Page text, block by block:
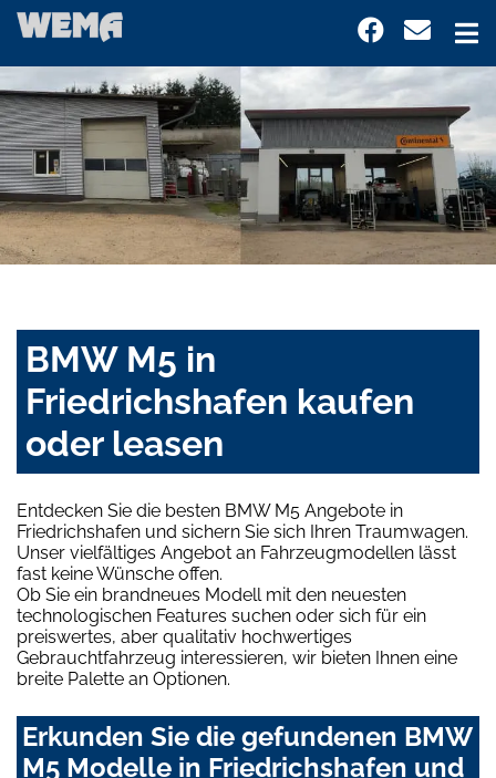
BMW M5 in
Friedrichshafen kaufen
oder leasen
Entdecken Sie die besten BMW M5 Angebote in
Friedrichshafen und sichern Sie sich Ihren Traumwagen.
Unser vielfältiges Angebot an Fahrzeugmodellen lässt
fast keine Wünsche offen.
Ob Sie ein brandneues Modell mit den neuesten
technologischen Features suchen oder sich für ein
preiswertes, aber qualitativ hochwertiges
Gebrauchtfahrzeug interessieren, wir bieten Ihnen eine
breite Palette an Optionen.
Erkunden Sie die gefundenen BMW
M5 Modelle in Friedrichshafen und